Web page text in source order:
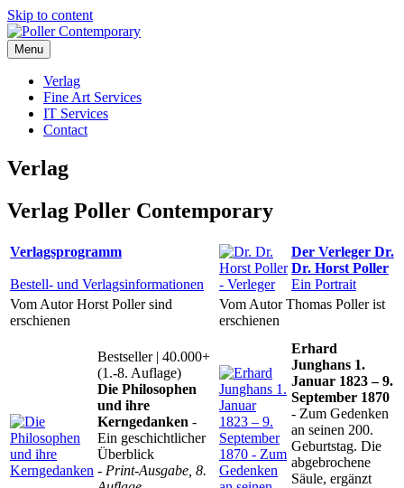
Skip to content
Poller Contemporary
Menu
Verlag
Fine Art Services
IT Services
Contact
Verlag
Verlag Poller Contemporary
Verlagsprogramm
Bestell- und Verlagsinformationen
Der Verleger Dr.
Dr. Horst Poller
Ein Portrait
Vom Autor Horst Poller sind
erschienen
Vom Autor Thomas Poller ist
erschienen
Bestseller | 40.000+
(1.-8. Auflage)
Die Philosophen
und ihre
Kerngedanken -
Ein geschichtlicher
Überblick
- Print-Ausgabe, 8.
Erhard
Junghans 1.
Januar 1823 – 9.
September 1870
- Zum Gedenken
an seinen 200.
Geburtstag. Die
abgebrochene
Säule, ergänzt